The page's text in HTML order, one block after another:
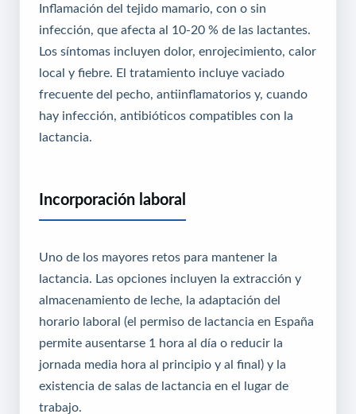
Inflamación del tejido mamario, con o sin
infección, que afecta al 10-20 % de las lactantes.
Los síntomas incluyen dolor, enrojecimiento, calor
local y fiebre. El tratamiento incluye vaciado
frecuente del pecho, antiinflamatorios y, cuando
hay infección, antibióticos compatibles con la
lactancia.
Incorporación laboral
Uno de los mayores retos para mantener la
lactancia. Las opciones incluyen la extracción y
almacenamiento de leche, la adaptación del
horario laboral (el permiso de lactancia en España
permite ausentarse 1 hora al día o reducir la
jornada media hora al principio y al final) y la
existencia de salas de lactancia en el lugar de
trabajo.